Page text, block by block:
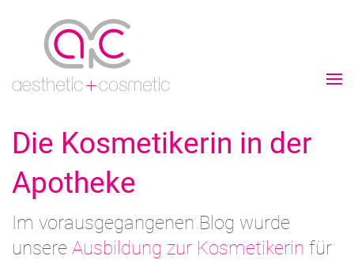
Die Kosmetikerin in der
Apotheke
Im vorausgegangenen Blog wurde
unsere Ausbildung zur Kosmetikerin für